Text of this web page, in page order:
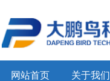
网站首页 关于我们